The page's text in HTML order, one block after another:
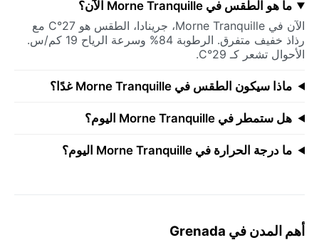
ما هو الطقس في Morne Tranquille الآن؟
الآن في Morne Tranquille، جرينادا، الطقس هو 27°C مع
رذاذ خفيف متفرق. الرطوبة 84% وسرعة الرياح 19 كم/س.
الأحوال تشعر كـ 29°C.
ماذا سيكون الطقس في Morne Tranquille غدًا؟
هل ستمطر في Morne Tranquille اليوم؟
ما درجة الحرارة في Morne Tranquille اليوم؟
أهم المدن في Grenada